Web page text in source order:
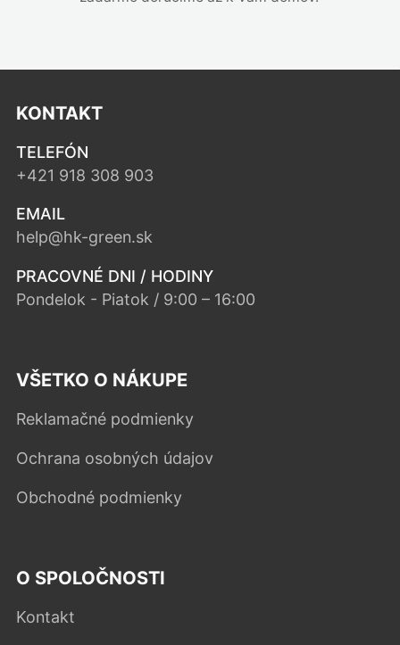
KONTAKT
TELEFÓN
+421 918 308 903
EMAIL
help@hk-green.sk
PRACOVNÉ DNI / HODINY
Pondelok - Piatok / 9:00 – 16:00
VŠETKO O NÁKUPE
Reklamačné podmienky
Ochrana osobných údajov
Obchodné podmienky
O SPOLOČNOSTI
Kontakt